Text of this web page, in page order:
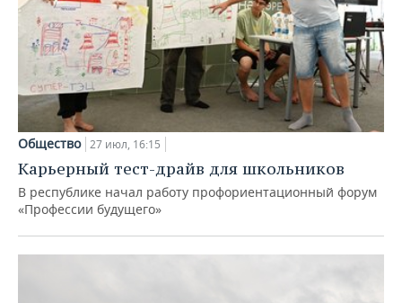
Общество 27 июл, 16:15
Карьерный тест-драйв для школьников
В республике начал работу профориентационный форум
«Профессии будущего»